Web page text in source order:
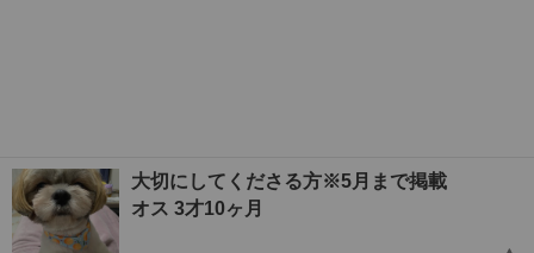
大切にしてくださる方※5月まで掲載
オス 3才10ヶ月